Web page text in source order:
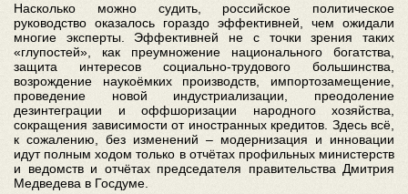
Насколько можно судить, российское политическое
руководство оказалось гораздо эффективней, чем ожидали
многие эксперты. Эффективней не с точки зрения таких
«глупостей», как преумножение национального богатства,
защита интересов социально-трудового большинства,
возрождение наукоёмких производств, импортозамещение,
проведение новой индустриализации, преодоление
дезинтеграции и оффшоризации народного хозяйства,
сокращения зависимости от иностранных кредитов. Здесь всё,
к сожалению, без изменений – модернизация и инновации
идут полным ходом только в отчётах профильных министерств
и ведомств и отчётах председателя правительства Дмитрия
Медведева в Госдуме.